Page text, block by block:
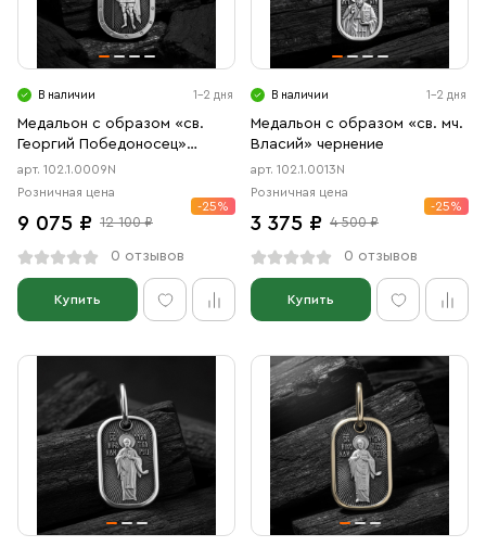
В наличии 1-2 дня
Медальон с образом «св.
Георгий Победоносец»
чернение
арт. 102.1.0009N
Розничная цена
9 075 ₽ 12 100 ₽
-25%
0 отзывов
Купить
В наличии 1-2 дня
Медальон с образом «св. мч.
Власий» чернение
арт. 102.1.0013N
Розничная цена
3 375 ₽ 4 500 ₽
-25%
0 отзывов
Купить